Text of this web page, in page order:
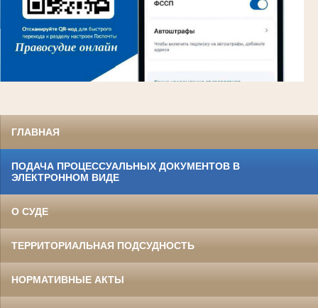
ГЛАВНАЯ
ПОДАЧА ПРОЦЕССУАЛЬНЫХ ДОКУМЕНТОВ В
ЭЛЕКТРОННОМ ВИДЕ
О СУДЕ
ТЕРРИТОРИАЛЬНАЯ ПОДСУДНОСТЬ
НОРМАТИВНЫЕ АКТЫ